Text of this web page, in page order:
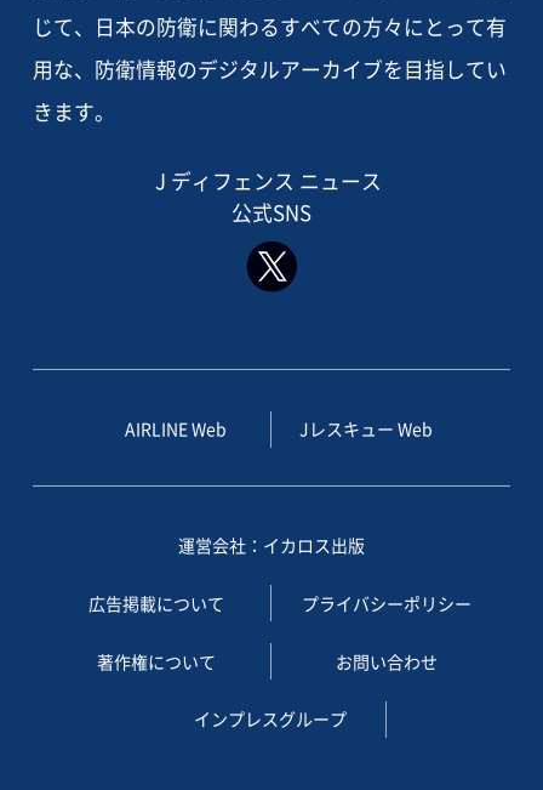
じて、日本の防衛に関わるすべての方々にとって有
用な、防衛情報のデジタルアーカイブを目指してい
きます。
J ディフェンス ニュース
公式SNS
AIRLINE Web Jレスキュー Web
運営会社：イカロス出版
広告掲載について プライバシーポリシー
著作権について お問い合わせ
インプレスグループ